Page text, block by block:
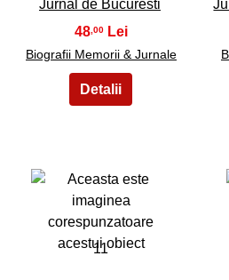
Jurnal de Bucuresti
48 ,00
Biografii Memorii & Jurnale
11